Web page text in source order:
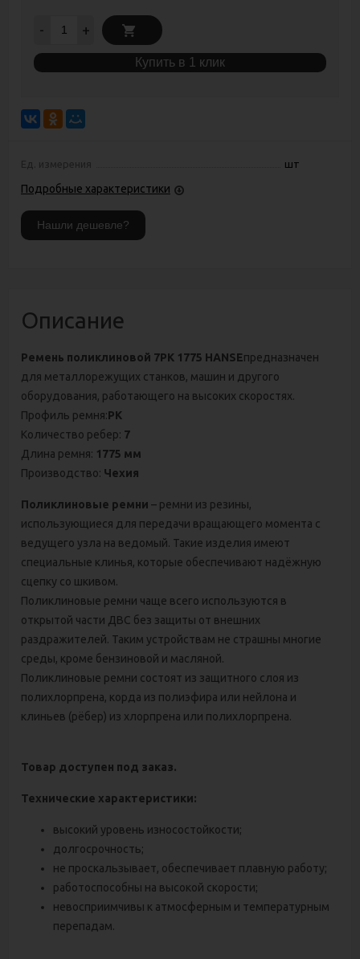
- +
Купить в 1 клик
Ед. измерения шт
Подробные характеристики
Описание
Ремень поликлиновой 7РК 1775 HANSEпредназначен
для металлорежущих станков, машин и другого
оборудования, работающего на высоких скоростях.
Профиль ремня:PK
Количество ребер: 7
Длина ремня: 1775 мм
Производство: Чехия
Поликлиновые ремни – ремни из резины,
использующиеся для передачи вращающего момента с
ведущего узла на ведомый. Такие изделия имеют
специальные клинья, которые обеспечивают надёжную
сцепку со шкивом.
Поликлиновые ремни чаще всего используются в
открытой части ДВС без защиты от внешних
раздражителей. Таким устройствам не страшны многие
среды, кроме бензиновой и масляной.
Поликлиновые ремни состоят из защитного слоя из
полихлорпрена, корда из полиэфира или нейлона и
клиньев (рёбер) из хлорпрена или полихлорпрена.
Товар доступен под заказ.
Технические характеристики:
высокий уровень износостойкости;
долгосрочность;
не проскальзывает, обеспечивает плавную работу;
работоспособны на высокой скорости;
невосприимчивы к атмосферным и температурным
перепадам.